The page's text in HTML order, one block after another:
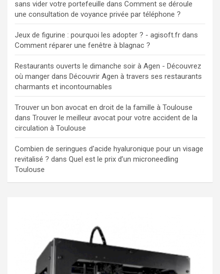
sans vider votre portefeuille dans Comment se déroule
une consultation de voyance privée par téléphone ?
Jeux de figurine : pourquoi les adopter ? - agisoft.fr dans
Comment réparer une fenêtre à blagnac ?
Restaurants ouverts le dimanche soir à Agen - Découvrez
où manger dans Découvrir Agen à travers ses restaurants
charmants et incontournables
Trouver un bon avocat en droit de la famille à Toulouse
dans Trouver le meilleur avocat pour votre accident de la
circulation à Toulouse
Combien de seringues d'acide hyaluronique pour un visage
revitalisé ? dans Quel est le prix d’un microneedling
Toulouse